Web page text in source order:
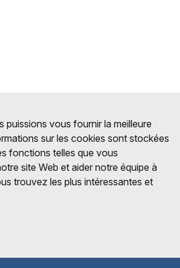
puissions vous fournir la meilleure
sur les cookies sont stockées
fonctions telles que vous
site Web et aider notre équipe à
trouvez les plus intéressantes et